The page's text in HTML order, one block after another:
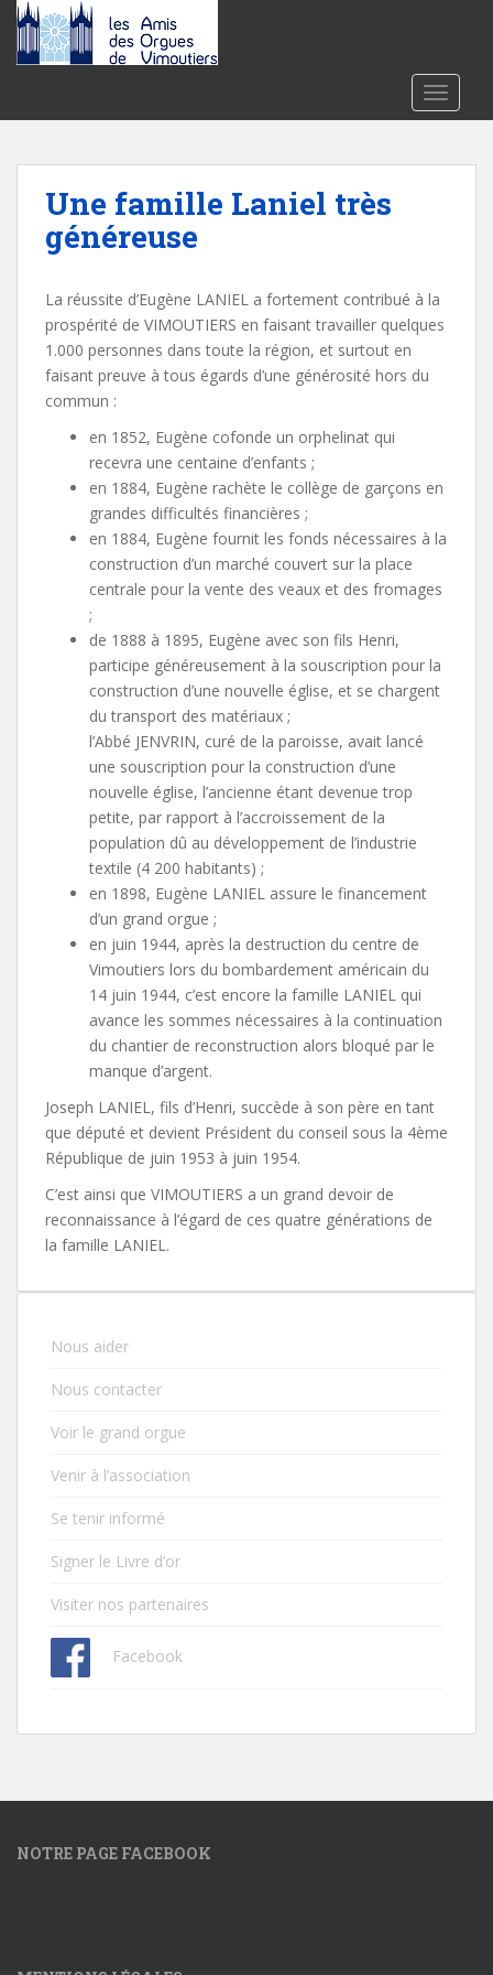
Une famille Laniel très
généreuse
La réussite d’Eugène LANIEL a fortement contribué à la
prospérité de VIMOUTIERS en faisant travailler quelques
1.000 personnes dans toute la région, et surtout en
faisant preuve à tous égards d’une générosité hors du
commun :
en 1852, Eugène cofonde un orphelinat qui
recevra une centaine d’enfants ;
en 1884, Eugène rachète le collège de garçons en
grandes difficultés financières ;
en 1884, Eugène fournit les fonds nécessaires à la
construction d’un marché couvert sur la place
centrale pour la vente des veaux et des fromages
;
de 1888 à 1895, Eugène avec son fils Henri,
participe généreusement à la souscription pour la
construction d’une nouvelle église, et se chargent
du transport des matériaux ;
l’Abbé JENVRIN, curé de la paroisse, avait lancé
une souscription pour la construction d’une
nouvelle église, l’ancienne étant devenue trop
petite, par rapport à l’accroissement de la
population dû au développement de l’industrie
textile (4 200 habitants) ;
en 1898, Eugène LANIEL assure le financement
d’un grand orgue ;
en juin 1944, après la destruction du centre de
Vimoutiers lors du bombardement américain du
14 juin 1944, c’est encore la famille LANIEL qui
avance les sommes nécessaires à la continuation
du chantier de reconstruction alors bloqué par le
manque d’argent.
Joseph LANIEL, fils d’Henri, succède à son père en tant
que député et devient Président du conseil sous la 4ème
République de juin 1953 à juin 1954.
C’est ainsi que VIMOUTIERS a un grand devoir de
reconnaissance à l’égard de ces quatre générations de
la famille LANIEL.
Nous aider
Nous contacter
Voir le grand orgue
Venir à l’association
Se tenir informé
Signer le Livre d’or
Visiter nos partenaires
Facebook
NOTRE PAGE FACEBOOK